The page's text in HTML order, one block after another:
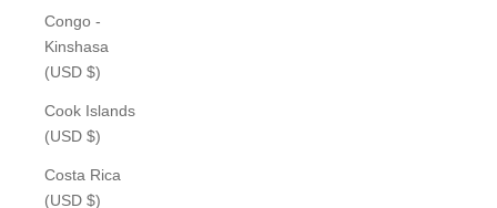
Congo -
Kinshasa
(USD $)
Cook Islands
(USD $)
Costa Rica
(USD $)